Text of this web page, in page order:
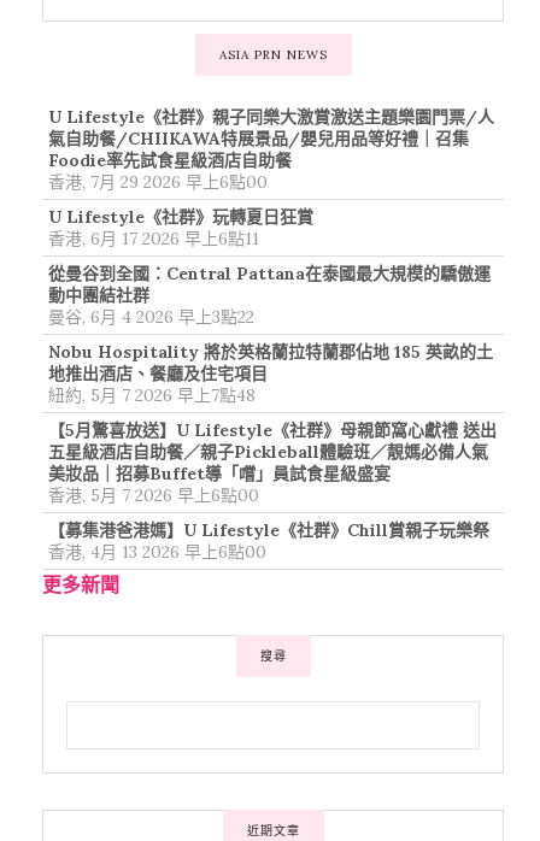
ASIA PRN NEWS
U Lifestyle《社群》親子同樂大激賞激送主題樂園門票/人
氣自助餐/CHIIKAWA特展景品/嬰兒用品等好禮｜召集
Foodie率先試食星級酒店自助餐
香港, 7月 29 2026 早上6點00
U Lifestyle《社群》玩轉夏日狂賞
香港, 6月 17 2026 早上6點11
從曼谷到全國：Central Pattana在泰國最大規模的驕傲運
動中團結社群
曼谷, 6月 4 2026 早上3點22
Nobu Hospitality 將於英格蘭拉特蘭郡佔地 185 英畝的土
地推出酒店、餐廳及住宅項目
紐約, 5月 7 2026 早上7點48
【5月驚喜放送】U Lifestyle《社群》母親節窩心獻禮 送出
五星級酒店自助餐／親子Pickleball體驗班／靚媽必備人氣
美妝品｜招募Buffet導「嚐」員試食星級盛宴
香港, 5月 7 2026 早上6點00
【募集港爸港媽】U Lifestyle《社群》Chill賞親子玩樂祭
香港, 4月 13 2026 早上6點00
更多新聞
搜尋
近期文章